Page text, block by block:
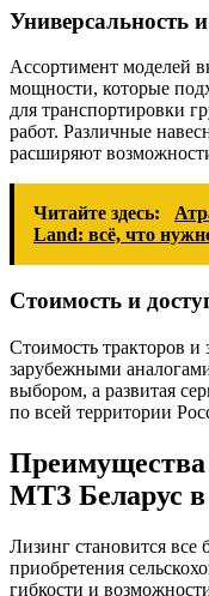
Универсальность
Ассортимент моделей
мощности, которые
для транспортировки
работ. Различные
расширяют
Читайте здесь:
Land: всё, что
Стоимость и
Стоимость тракторов и
зарубежными
выбором, а развитая
по всей территории
Преимущества
МТЗ Беларус
Лизинг становится
приобретения
гибкости и